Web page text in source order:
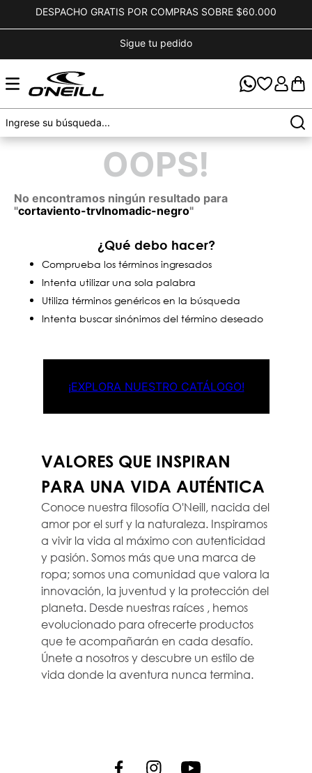
DESPACHO GRATIS POR COMPRAS SOBRE $60.000
Sigue tu pedido
OOPS!
No encontramos ningún resultado para
"cortaviento-trvlnomadic-negro"
¿Qué debo hacer?
Comprueba los términos ingresados
Intenta utilizar una sola palabra
Utiliza términos genéricos en la búsqueda
Intenta buscar sinónimos del término deseado
¡EXPLORA NUESTRO CATÁLOGO!
VALORES QUE INSPIRAN
PARA UNA VIDA AUTÉNTICA
Conoce nuestra filosofía O'Neill, nacida del
amor por el surf y la naturaleza. Inspiramos
a vivir la vida al máximo con autenticidad
y pasión. Somos más que una marca de
ropa; somos una comunidad que valora la
innovación, la juventud y la protección del
planeta. Desde nuestras raíces , hemos
evolucionado para ofrecerte productos
que te acompañarán en cada desafío.
Únete a nosotros y descubre un estilo de
vida donde la aventura nunca termina.